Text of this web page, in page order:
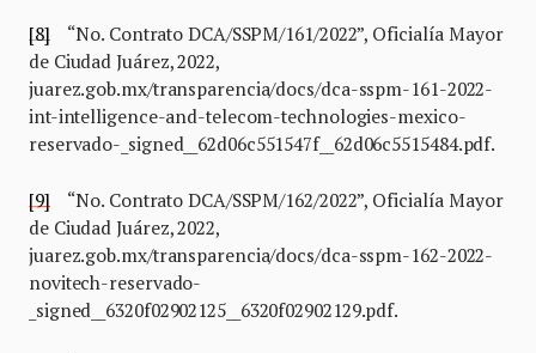
[8]“No. Contrato DCA/SSPM/161/2022”, Oficialía Mayor
de Ciudad Juárez, 2022,
juarez.gob.mx/transparencia/docs/dca-sspm-161-2022-
int-intelligence-and-telecom-technologies-mexico-
reservado-_signed__62d06c551547f__62d06c5515484.pdf.
[9]“No. Contrato DCA/SSPM/162/2022”, Oficialía Mayor
de Ciudad Juárez, 2022,
juarez.gob.mx/transparencia/docs/dca-sspm-162-2022-
novitech-reservado-
_signed__6320f02902125__6320f02902129.pdf.